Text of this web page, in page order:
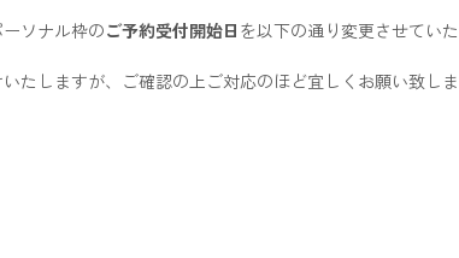
ソナル枠のご予約受付開始日 を以下の通り変更させていた
たしますが、ご確認の上ご対応のほど宜しくお願い致しま